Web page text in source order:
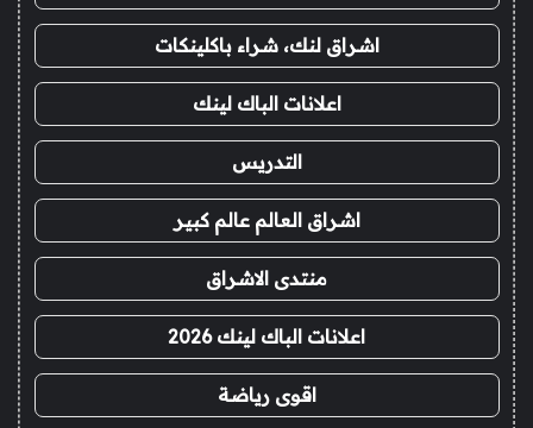
اشراق لنك، شراء باكلينكات
اعلانات الباك لينك
التدريس
اشراق العالم عالم كبير
منتدى الاشراق
اعلانات الباك لينك 2026
اقوى رياضة